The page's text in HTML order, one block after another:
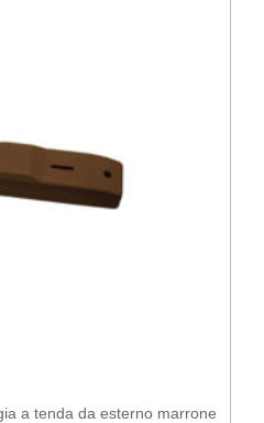
a tenda da esterno marrone